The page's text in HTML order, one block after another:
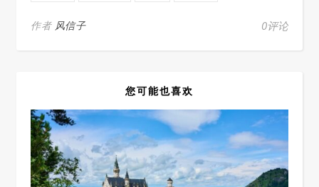
作者 风信子 0评论
您可能也喜欢